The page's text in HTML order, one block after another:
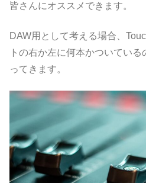
皆さんにオススメできます。
DAW用として考える場合、
トの右か左に何本かついてい
ってきます。